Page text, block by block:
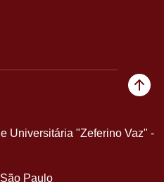
Universitária "Zeferino Vaz" -
Paulo